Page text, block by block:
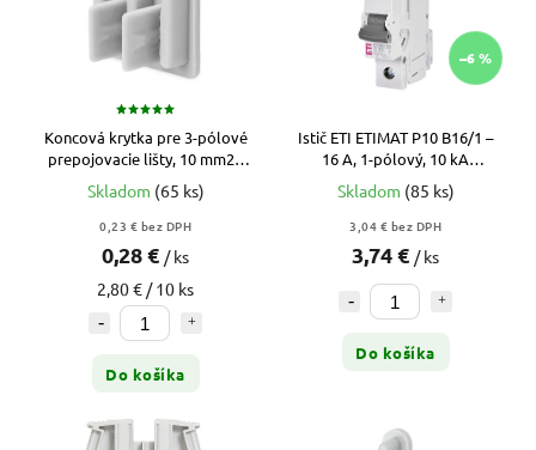
Koncová krytka pre 3-pólové
prepojovacie lišty, 10 mm2 -
EK3/10
Skladom (65 ks)
0,23 € bez DPH
0,28 € / ks
2,80 € / 10 ks
Do košíka
–6 %
Istič ETI ETIMAT P10 B16/1 –
16 A, 1-pólový, 10 kA
(001901010)
Skladom (85 ks)
3,04 € bez DPH
3,74 € / ks
Do košíka